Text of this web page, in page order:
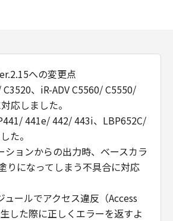
への変更点
C3520、iR-ADV C5560/ C5550/
応しました。
441e/ 442/ 443i、LBP652C/
た。
ションからの出力時、ベースカラ
りになってしまう不具合に対応
ュールでアクセス違反（Access
した際に正しくエラーを返すよ